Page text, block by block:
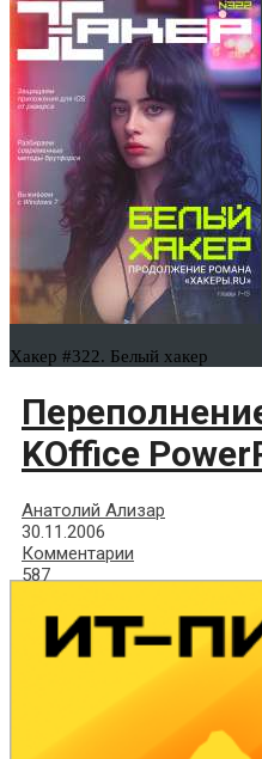
Хакер #322. Белый хакер
KOffice
Анатолий Ализар
30.11.2006
Комментарии
587